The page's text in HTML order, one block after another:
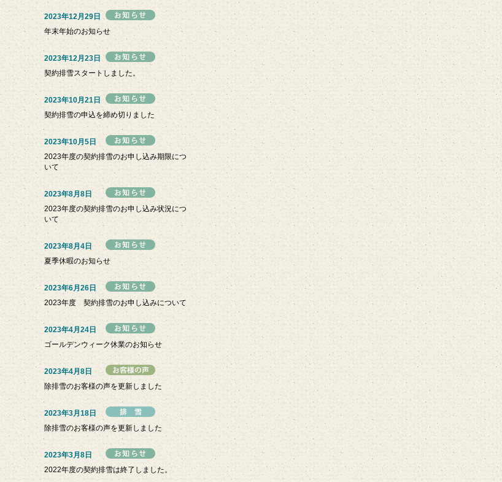
2023年12月29日
年末年始のお知らせ
2023年12月23日
契約排雪スタートしました。
2023年10月21日
契約排雪の申込を締め切りました
2023年10月5日
2023年度の契約排雪のお申し込み期限につ
いて
2023年8月8日
2023年度の契約排雪のお申し込み状況につ
いて
2023年8月4日
夏季休暇のお知らせ
2023年6月26日
2023年度 契約排雪のお申し込みについて
2023年4月24日
ゴールデンウィーク休業のお知らせ
2023年4月8日
除排雪のお客様の声を更新しました
2023年3月18日
除排雪のお客様の声を更新しました
2023年3月8日
2022年度の契約排雪は終了しました。